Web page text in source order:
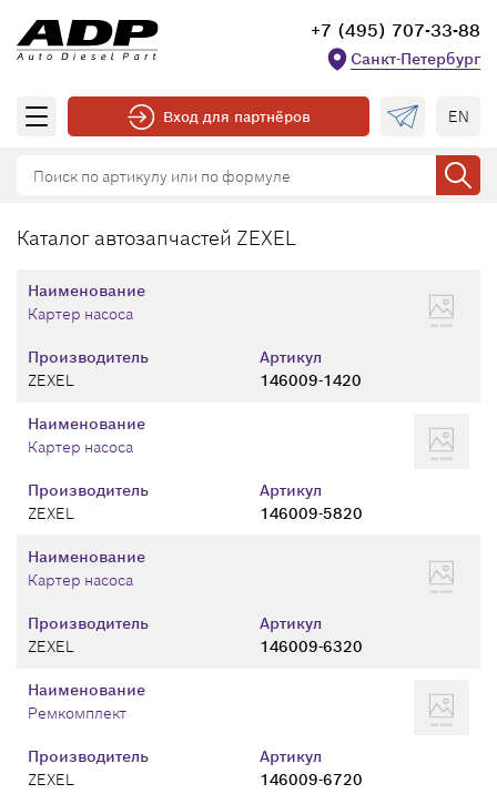
+7 (495) 707-33-88
Санкт-Петербург
Вход для партнёров EN
Каталог автозапчастей ZEXEL
Производитель
ZEXEL
Артикул
146009-1420
Наименование
Картер насоса
Производитель
ZEXEL
Артикул
146009-5820
Наименование
Картер насоса
Производитель
ZEXEL
Артикул
146009-6320
Наименование
Картер насоса
Производитель
ZEXEL
Артикул
146009-6720
Наименование
Ремкомплект